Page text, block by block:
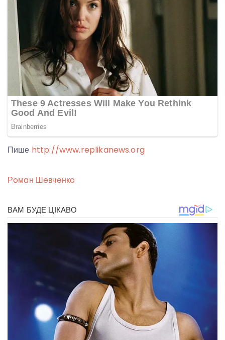
Пише http://www.replikanews.org
Рoмaн Шeвчeнкo